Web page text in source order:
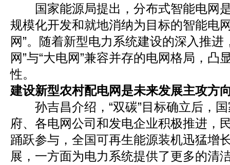
国家能源局提出，分布式智能电网是
规模化开发和就地消纳为目标的智能电
网”。随着新型电力系统建设的深入推进
网”与“大电网”兼容并存的电网格局，凸
性。
建设新型农村配电网是未来发展主攻方
孙吉昌介绍，“双碳”目标确立后，国
府、各电网公司和发电企业积极推进，
踊跃参与，全国可再生能源装机迅猛增
展，一方面为电力系统提供了更多的清